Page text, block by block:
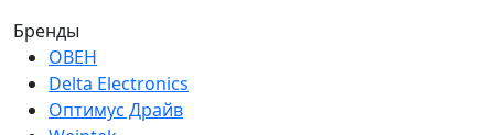
Бренды
ОВЕН
Delta Electronics
Оптимус Драйв